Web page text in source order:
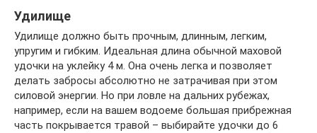
Удилище
Удилище должно быть прочным, длинным, легким,
упругим и гибким. Идеальная длина обычной маховой
удочки на уклейку 4 м. Она очень легка и позволяет
делать забросы абсолютно не затрачивая при этом
силовой энергии. Но при ловле на дальних рубежах,
например, если на вашем водоеме большая прибрежная
часть покрывается травой – выбирайте удочки до 6